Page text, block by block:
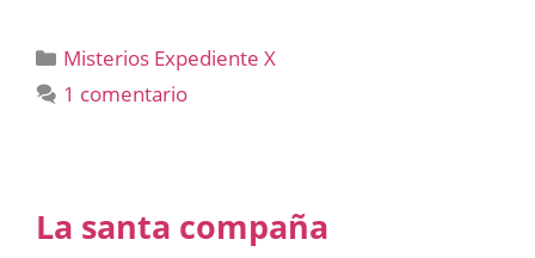
Categorías
Misterios Expediente X
1 comentario
La santa compaña